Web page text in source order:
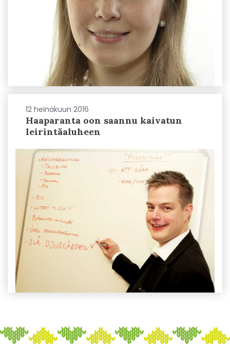
12 heinäkuun 2016
Haaparanta oon saannu kaivatun
leirintäaluheen